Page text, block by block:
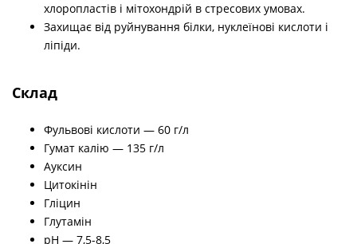
хлоропластів і мітохондрій в стресових умовах.
Захищає від руйнування білки, нуклеїнові кислоти і
ліпіди.
Склад
Фульвові кислоти — 60 г/л
Гумат калію — 135 г/л
Ауксин
Цитокінін
Гліцин
Глутамін
рН — 7,5-8,5